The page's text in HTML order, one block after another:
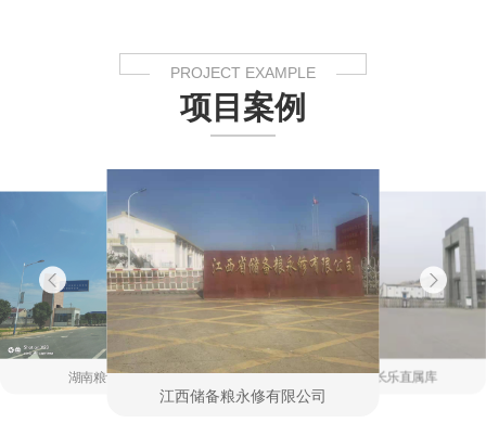
PROJECT EXAMPLE
项目案例
中央储备粮长乐直属库
江西储备粮永修有限公司
湖南粮食湘粮库